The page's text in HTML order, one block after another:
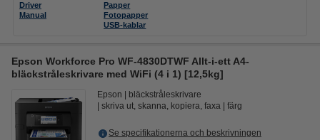
Driver
Manual
Papper
Fotopapper
USB-kablar
Epson Workforce Pro WF‑4830DTWF Allt-i-ett A4-
bläckstråleskrivare med WiFi (4 i 1) [12,5kg]
Epson
bläckstråleskrivare
skriva ut, skanna, kopiera, faxa
färg
Se specifikationerna och beskrivningen